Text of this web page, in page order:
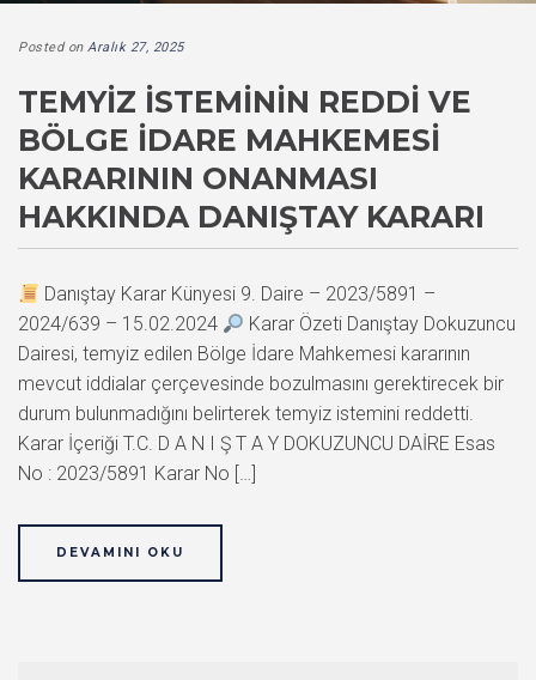
Posted on Aralık 27, 2025
TEMYIZ İSTEMININ REDDI VE
BÖLGE İDARE MAHKEMESI
KARARININ ONANMASI
HAKKINDA DANIŞTAY KARARI
Danıştay Karar Künyesi 9. Daire – 2023/5891 –
2024/639 – 15.02.2024
Karar Özeti Danıştay Dokuzuncu
Dairesi, temyiz edilen Bölge İdare Mahkemesi kararının
mevcut iddialar çerçevesinde bozulmasını gerektirecek bir
durum bulunmadığını belirterek temyiz istemini reddetti.
Karar İçeriği T.C. D A N I Ş T A Y DOKUZUNCU DAİRE Esas
No : 2023/5891 Karar No […]
DEVAMINI OKU